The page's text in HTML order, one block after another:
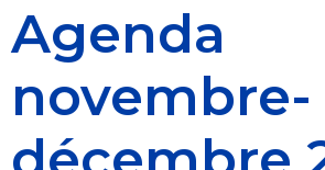
Agenda
novembre-